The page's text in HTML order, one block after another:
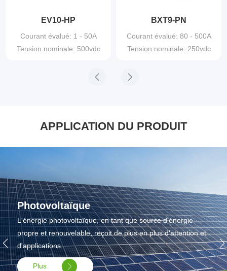
EV10-HP
Courant évalué: 1 - 50A
Tension nominale: 500vdc
BXT9-PN
Courant évalué: 80 - 500A
Tension nominale: 250vdc
APPLICATION DU PRODUIT
Photovoltaïque
L'énergie photovoltaïque, en tant que source d'énergie
propre et renouvelable, reçoit de plus en plus d'attention et
d'applications.
Plus